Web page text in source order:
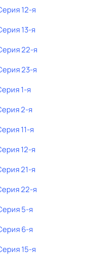
12-я
13-я
22-я
23-я
1-я
2-я
11-я
12-я
21-я
22-я
5-я
6-я
15-я